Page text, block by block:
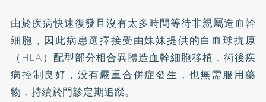
由於疾病快速復發且沒有太多時間等待非親屬造血幹
細胞，因此病患選擇接受由妹妹提供的白血球抗原
（HLA）配型部分相合異體造血幹細胞移植，術後疾
病控制良好，没有嚴重合併症發生，也無需服用藥
物，持續於門診定期追蹤。